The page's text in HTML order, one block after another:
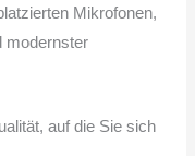
Mikrofonen,
modernster
auf die Sie sich